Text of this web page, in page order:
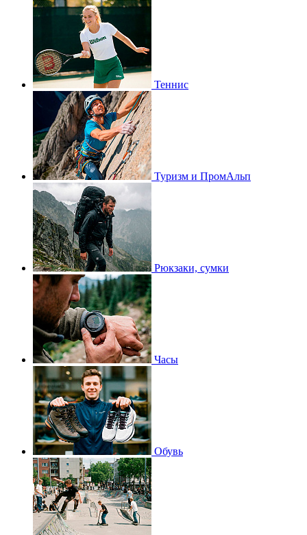
Теннис
Туризм и ПромАльп
Рюкзаки, сумки
Часы
Обувь